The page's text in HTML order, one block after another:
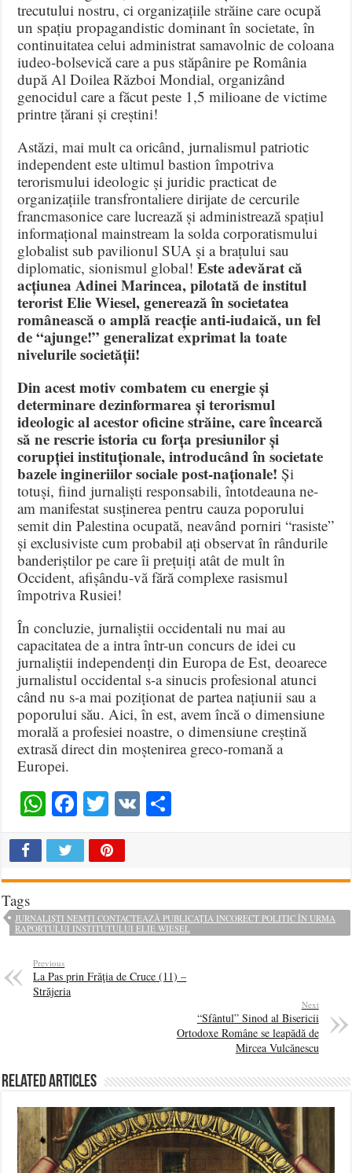
trecutului nostru, ci organizațiile străine care ocupă
un spațiu propagandistic dominant în societate, în
continuitatea celui administrat samavolnic de coloana
iudeo-bolsevică care a pus stăpânire pe România
după Al Doilea Război Mondial, organizând
genocidul care a făcut peste 1,5 milioane de victime
printre țărani și creștini!
Astăzi, mai mult ca oricând, jurnalismul patriotic
independent este ultimul bastion împotriva
terorismului ideologic și juridic practicat de
organizațiile transfrontaliere dirijate de cercurile
francmasonice care lucrează și administrează spațiul
informațional mainstream la solda corporatismului
globalist sub pavilionul SUA și a brațului sau
diplomatic, sionismul global!Este adevărat că
acțiunea Adinei Marincea, pilotată de institul
terorist Elie Wiesel, generează în societatea
românească o amplă reacție anti-iudaică, un fel
de “ajunge!” generalizat exprimat la toate
nivelurile societății!
Din acest motiv combatem cu energie și
determinare dezinformarea și terorismul
ideologic al acestor oficine străine, care încearcă
să ne rescrie istoria cu forța presiunilor și
corupției instituționale, introducând în societate
bazele ingineriilor sociale post-naționale! Și
totuși, fiind jurnaliști responsabili, întotdeauna ne-
am manifestat susținerea pentru cauza poporului
semit din Palestina ocupată, neavând porniri “rasiste”
și exclusiviste cum probabil ați observat în rândurile
banderiștilor pe care îi prețuiți atât de mult în
Occident, afișându-vă fără complexe rasismul
împotriva Rusiei!
În concluzie, jurnaliștii occidentali nu mai au
capacitatea de a intra într-un concurs de idei cu
jurnaliștii independenți din Europa de Est, deoarece
jurnalistul occidental s-a sinucis profesional atunci
când nu s-a mai poziționat de partea națiunii sau a
poporului său. Aici, în est, avem încă o dimensiune
morală a profesiei noastre, o dimensiune creștină
extrasă direct din moștenirea greco-romană a
Europei.
WhatsApp
Facebook
Twitter
VK
Tags
JURNALIȘTI NEMȚI CONTACTEAZĂ PUBLICAȚIA INCORECT POLITIC ÎN URMA
RAPORTULUI INSTITUTULUI ELIE WIESEL
Previous
La Pas prin Frăţia de Cruce (11) –
Străjeria
Next
“Sfântul” Sinod al Bisericii
Ortodoxe Române se leapădă de
Mircea Vulcănescu
Related Articles